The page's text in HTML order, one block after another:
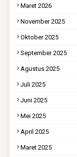
Maret 2026
November 2025
Oktober 2025
September 2025
Agustus 2025
Juli 2025
Juni 2025
Mei 2025
April 2025
Maret 2025